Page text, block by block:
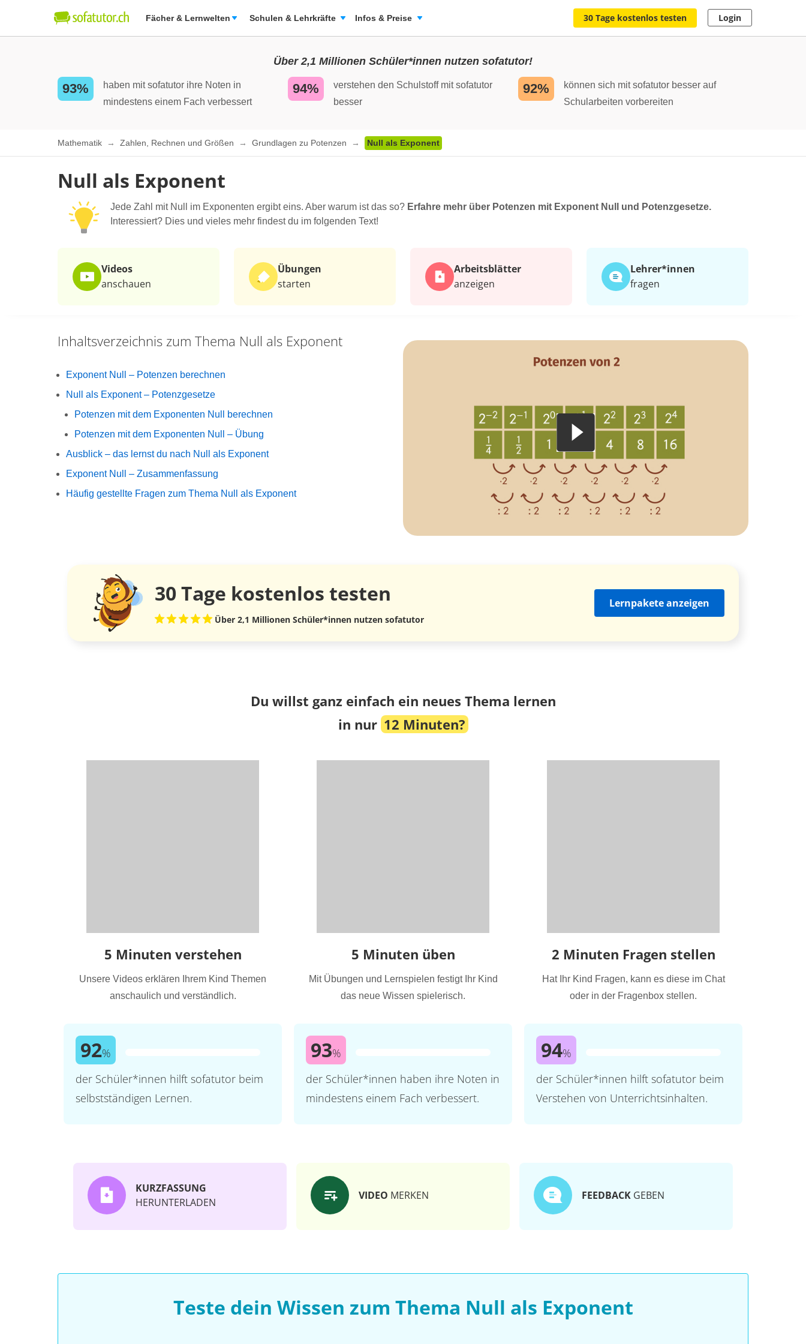
Fächer & Lernwelten Schulen & Lehrkräfte Infos & Preise 30 Tage kostenlos testen Login
Über 2,1 Millionen Schüler*innen nutzen sofatutor!
93%
haben mit sofatutor ihre Noten in
mindestens einem Fach verbessert
94%
verstehen den Schulstoff mit sofatutor
besser
92%
können sich mit sofatutor besser auf
Schularbeiten vorbereiten
Mathematik Zahlen, Rechnen und Größen Grundlagen zu Potenzen Null als Exponent
Null als Exponent
Jede Zahl mit Null im Exponenten ergibt eins. Aber warum ist das so? Erfahre mehr über Potenzen mit Exponent Null und Potenzgesetze.
Interessiert? Dies und vieles mehr findest du im folgenden Text!
Videos
anschauen
Übungen
starten
Arbeits­blätter
anzeigen
Lehrer*​innen
fragen
Inhaltsverzeichnis zum Thema Null als Exponent
Exponent Null – Potenzen berechnen
Null als Exponent – Potenzgesetze
Potenzen mit dem Exponenten Null berechnen
Potenzen mit dem Exponenten Null – Übung
Ausblick – das lernst du nach Null als Exponent
Exponent Null – Zusammenfassung
Häufig gestellte Fragen zum Thema Null als Exponent
30 Tage kostenlos testen
Über 2,1 Millionen Schüler*innen nutzen sofatutor
Lernpakete anzeigen
Du willst ganz einfach ein neues Thema lernen
in nur 12 Minuten?
5 Minuten verstehen
Unsere Videos erklären Ihrem Kind Themen
anschaulich und verständlich.
92%
der Schüler*innen hilft sofatutor beim
selbstständigen Lernen.
5 Minuten üben
Mit Übungen und Lernspielen festigt Ihr Kind
das neue Wissen spielerisch.
93%
der Schüler*innen haben ihre Noten in
mindestens einem Fach verbessert.
2 Minuten Fragen stellen
Hat Ihr Kind Fragen, kann es diese im Chat
oder in der Fragenbox stellen.
94%
der Schüler*innen hilft sofatutor beim
Verstehen von Unterrichtsinhalten.
KURZFASSUNG
HERUNTERLADEN
VIDEO MERKEN FEEDBACK GEBEN
Teste dein Wissen zum Thema Null als Exponent